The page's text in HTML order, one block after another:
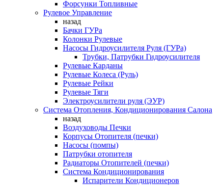
Форсунки Топливные
Рулевое Управление
назад
Бачки ГУРа
Колонки Рулевые
Насосы Гидроусилителя Руля (ГУРа)
Трубки, Патрубки Гидроусилителя
Рулевые Карданы
Рулевые Колеса (Руль)
Рулевые Рейки
Рулевые Тяги
Электроусилители руля (ЭУР)
Система Отопления, Кондиционирования Салона
назад
Воздуховоды Печки
Корпусы Отопителя (печки)
Насосы (помпы)
Патрубки отопителя
Радиаторы Отопителей (печки)
Система Кондиционирования
Испарители Кондиционеров